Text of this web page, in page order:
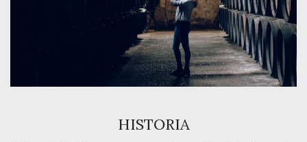
HISTORIA